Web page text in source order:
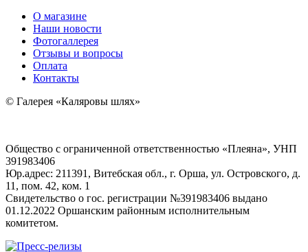
О магазине
Наши новости
Фотогаллерея
Отзывы и вопросы
Оплата
Контакты
© Галерея «Каляровы шлях»
Общество с ограниченной ответственностью «Плеяна», УНП
391983406
Юр.адрес: 211391, Витебская обл., г. Орша, ул. Островского, д.
11, пом. 42, ком. 1
Свидетельство о гос. регистрации №391983406 выдано
01.12.2022 Оршанским районным исполнительным
комитетом.